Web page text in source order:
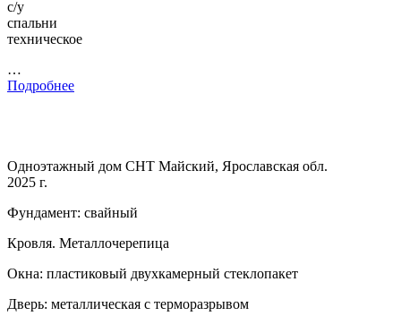
с/у
спальни
техническое
…
Подробнее
Одноэтажный дом СНТ Майский, Ярославская обл.
2025 г.
Фундамент: свайный
Кровля. Металлочерепица
Окна: пластиковый двухкамерный стеклопакет
Дверь: металлическая с терморазрывом